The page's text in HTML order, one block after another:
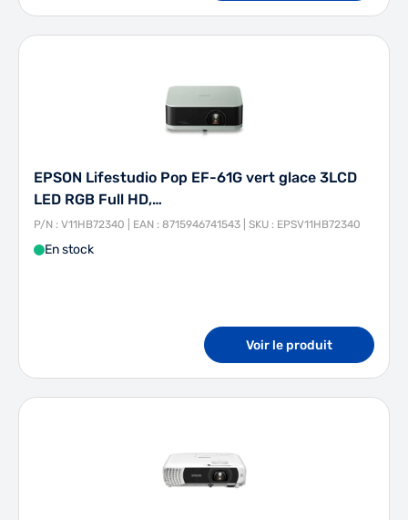
EPSON Lifestudio Pop EF-61G vert glace 3LCD
LED RGB Full HD,…
P/N : V11HB72340 | EAN : 8715946741543 | SKU : EPSV11HB72340
En stock
Voir le produit